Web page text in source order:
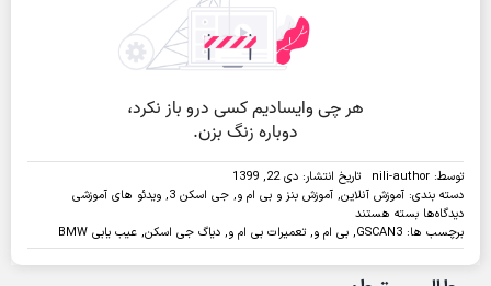
توسط: nili-author
تاریخ انتشار: دی 22, 1399
دسته بندی: آموزش آنلاین, آموزش بنز و بی ام و, جی اسکن 3 , ویدئو های آموزشی
دیدگاه‌ها برای
ویدئو:عیب
یابی
خودروی
بسته هستند
برچسب ها: GSCAN3
, بی ام و, تعمیرات بی ام و, دیاگ جی اسکن, عیب یابی BMW